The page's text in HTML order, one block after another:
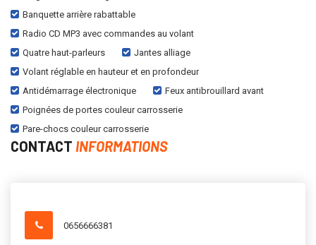
Banquette arrière rabattable
Radio CD MP3 avec commandes au volant
Quatre haut-parleurs
Jantes alliage
Volant réglable en hauteur et en profondeur
Antidémarrage électronique
Feux antibrouillard avant
Poignées de portes couleur carrosserie
Pare-chocs couleur carrosserie
CONTACT INFORMATIONS
0656666381